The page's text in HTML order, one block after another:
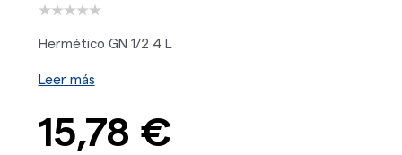
Hermético GN 1/2 4 L
Leer más
15,78 €